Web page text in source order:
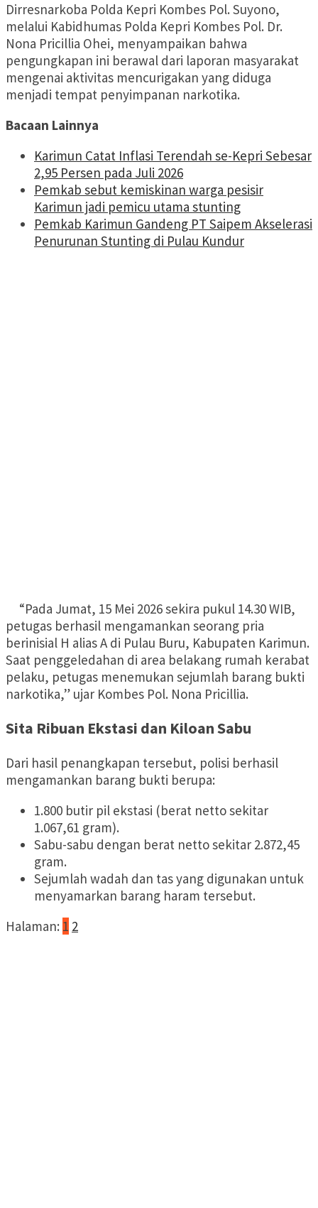
Dirresnarkoba Polda Kepri Kombes Pol. Suyono,
melalui Kabidhumas Polda Kepri Kombes Pol. Dr.
Nona Pricillia Ohei, menyampaikan bahwa
pengungkapan ini berawal dari laporan masyarakat
mengenai aktivitas mencurigakan yang diduga
menjadi tempat penyimpanan narkotika.
Bacaan Lainnya
Karimun Catat Inflasi Terendah se-Kepri Sebesar
2,95 Persen pada Juli 2026
Pemkab sebut kemiskinan warga pesisir
Karimun jadi pemicu utama stunting
Pemkab Karimun Gandeng PT Saipem Akselerasi
Penurunan Stunting di Pulau Kundur
“Pada Jumat, 15 Mei 2026 sekira pukul 14.30 WIB,
petugas berhasil mengamankan seorang pria
berinisial H alias A di Pulau Buru, Kabupaten Karimun.
Saat penggeledahan di area belakang rumah kerabat
pelaku, petugas menemukan sejumlah barang bukti
narkotika,” ujar Kombes Pol. Nona Pricillia.
Sita Ribuan Ekstasi dan Kiloan Sabu
Dari hasil penangkapan tersebut, polisi berhasil
mengamankan barang bukti berupa:
1.800 butir pil ekstasi (berat netto sekitar
1.067,61 gram).
Sabu-sabu dengan berat netto sekitar 2.872,45
gram.
Sejumlah wadah dan tas yang digunakan untuk
menyamarkan barang haram tersebut.
Halaman: 1 2